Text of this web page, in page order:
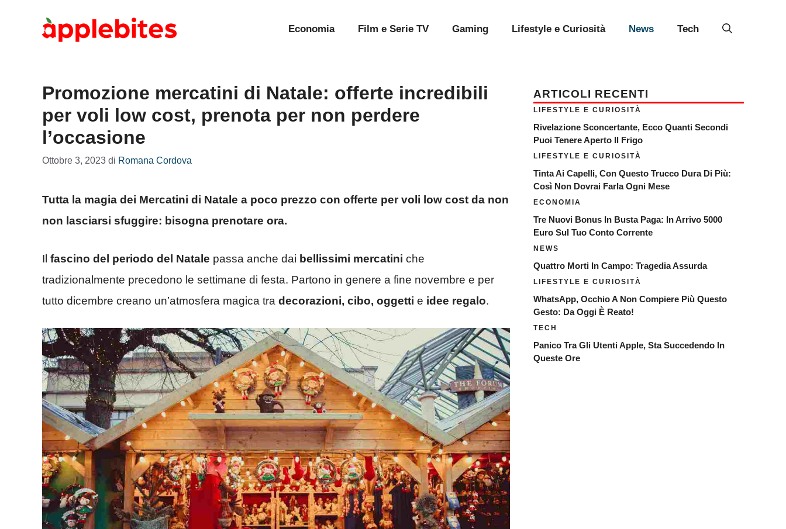
Economia Film e Serie TV Gaming Lifestyle e Curiosità News Tech
Promozione mercatini di Natale: offerte incredibili
per voli low cost, prenota per non perdere
l’occasione
Ottobre 3, 2023 di Romana Cordova
Tutta la magia dei Mercatini di Natale a poco prezzo con offerte per voli low cost da non
non lasciarsi sfuggire: bisogna prenotare ora.
Il fascino del periodo del Natale passa anche dai bellissimi mercatini che
tradizionalmente precedono le settimane di festa. Partono in genere a fine novembre e per
tutto dicembre creano un’atmosfera magica tra decorazioni, cibo, oggetti e idee regalo.
ARTICOLI RECENTI
LIFESTYLE E CURIOSITÀ
Rivelazione Sconcertante, Ecco Quanti Secondi
Puoi Tenere Aperto Il Frigo
LIFESTYLE E CURIOSITÀ
Tinta Ai Capelli, Con Questo Trucco Dura Di Più:
Così Non Dovrai Farla Ogni Mese
ECONOMIA
Tre Nuovi Bonus In Busta Paga: In Arrivo 5000
Euro Sul Tuo Conto Corrente
NEWS
Quattro Morti In Campo: Tragedia Assurda
LIFESTYLE E CURIOSITÀ
WhatsApp, Occhio A Non Compiere Più Questo
Gesto: Da Oggi È Reato!
TECH
Panico Tra Gli Utenti Apple, Sta Succedendo In
Queste Ore